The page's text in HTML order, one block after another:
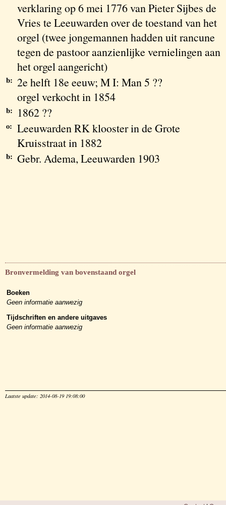
verklaring op 6 mei 1776 van Pieter Sijbes de
Vries te Leeuwarden over de toestand van het
orgel (twee jongemannen hadden uit rancune
tegen de pastoor aanzienlijke vernielingen aan
het orgel aangericht)
b: 2e helft 18e eeuw; M I: Man 5 ??
orgel verkocht in 1854
b: 1862 ??
o: Leeuwarden RK klooster in de Grote
Kruisstraat in 1882
b: Gebr. Adema, Leeuwarden 1903
Bronvermelding van bovenstaand orgel
Boeken
Geen informatie aanwezig
Tijdschriften en andere uitgaves
Geen informatie aanwezig
Laatste update: 2014-08-19 19:08:00